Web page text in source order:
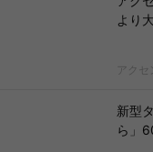
より
アク
新型
ら」